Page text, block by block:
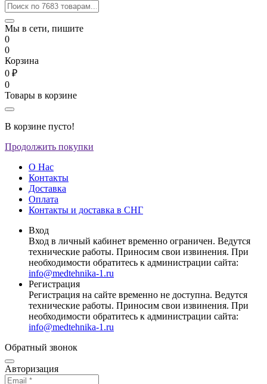
Мы в сети, пишите
0
0
Корзина
0 ₽
0
Товары в корзине
В корзине пусто!
Продолжить покупки
О Нас
Контакты
Доставка
Оплата
Контакты и доставка в СНГ
Вход
Вход в личный кабинет временно ограничен. Ведутся
технические работы. Приносим свои извинения. При
необходимости обратитесь к администрации сайта:
info@medtehnika-1.ru
Регистрация
Регистрация на сайте временно не доступна. Ведутся
технические работы. Приносим свои извинения. При
необходимости обратитесь к администрации сайта:
info@medtehnika-1.ru
Обратный звонок
Авторизация